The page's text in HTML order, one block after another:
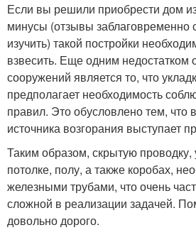
Если вы решили приобрести дом
минусы (отзывы заблаговременно
изучить) такой постройки
взвесить. Еще одним
сооружений является то, что
предполагает необходимость
правил. Это обусловлено тем, что
источника возгорания выступает
Таким образом, скрытую
потолке, полу, а также коробах,
железными трубами, что очень
сложной в реализации задачей.
довольно дорого.